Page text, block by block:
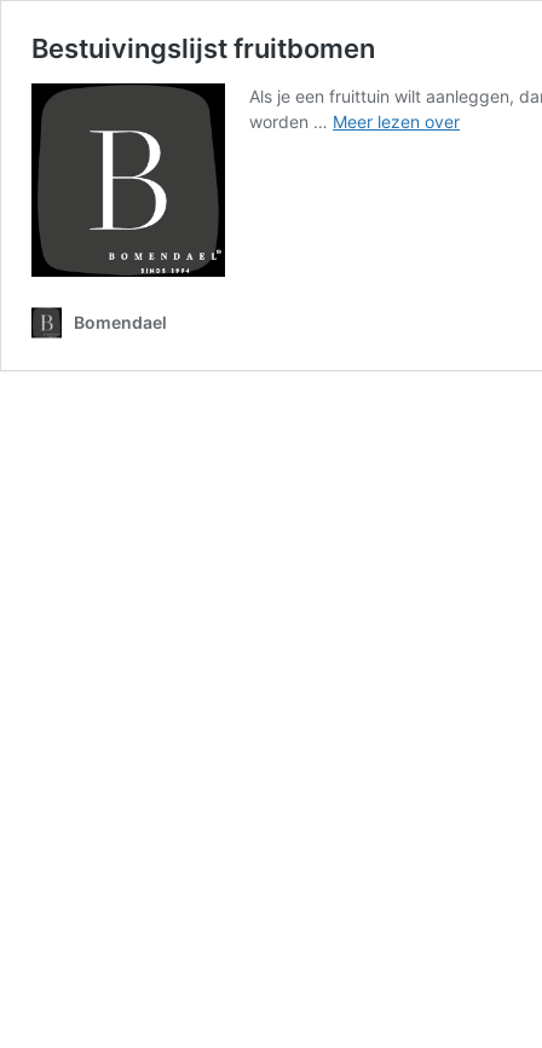
Bestuivingslijst fruitbomen
Als je een fruittuin wilt aanleggen,
worden … Meer lezen over
Bomendael